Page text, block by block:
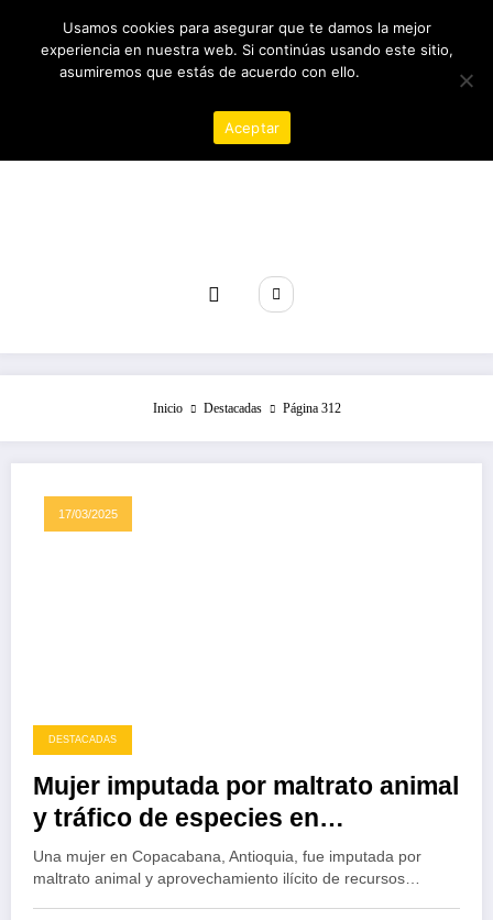
contenido
09/08/2026 8:08:12 AM
Inicio Destacadas Página 312
17/03/2025
DESTACADAS
Mujer imputada por maltrato animal
y tráfico de especies en
Copacabana
Una mujer en Copacabana, Antioquia, fue imputada por
maltrato animal y aprovechamiento ilícito de recursos…
Usamos cookies para asegurar que te damos la mejor
experiencia en nuestra web. Si continúas usando este sitio,
asumiremos que estás de acuerdo con ello.
Aceptar